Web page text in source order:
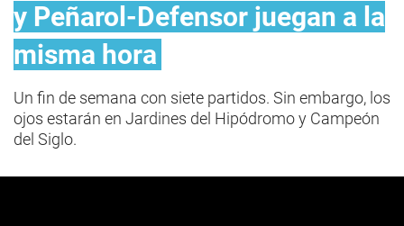
y Peñarol-Defensor juegan a la
misma hora
Un fin de semana con siete partidos. Sin embargo, los
ojos estarán en Jardines del Hipódromo y Campeón
del Siglo.